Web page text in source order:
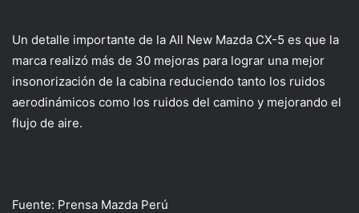
Un detalle importante de la All New Mazda CX-5 es que la
marca realizó más de 30 mejoras para lograr una mejor
insonorización de la cabina reduciendo tanto los ruidos
aerodinámicos como los ruidos del camino y mejorando el
flujo de aire.
Fuente: Prensa Mazda Perú